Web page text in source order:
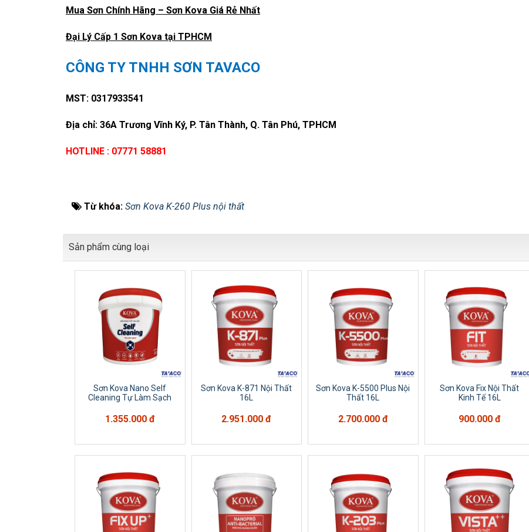
Mua Sơn Chính Hãng – Sơn Kova Giá Rẻ Nhất
Đại Lý Cấp 1 Sơn Kova tại TPHCM
CÔNG TY TNHH SƠN TAVACO
MST: 0317933541
Địa chỉ: 36A Trương Vĩnh Ký, P. Tân Thành, Q. Tân Phú, TPHCM
HOTLINE : 07771 58881
Từ khóa: Sơn Kova K-260 Plus nội thất
Sản phẩm cùng loại
Sơn Kova Nano Self
Cleaning Tự Làm Sạch
1.355.000 đ
Sơn Kova K-871 Nội Thất
16L
2.951.000 đ
Sơn Kova K-5500 Plus Nội
Thất 16L
2.700.000 đ
Sơn Kova Fix Nội Thất
Kinh Tế 16L
900.000 đ